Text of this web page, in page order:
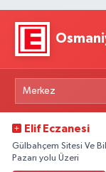
Elif Eczanesi
Gülbahçem Sitesi Ve
Pazarı yolu Üzeri